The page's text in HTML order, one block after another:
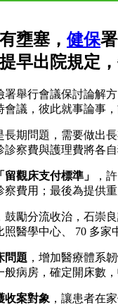
壅塞，健保
早出院規定
署舉行會議保討論解
議，彼此就事論事
期問題，需要做出長
察費與護理費將各
留觀床支付標準」
，
費用；最後為提供
鼓勵分流收治，石崇
醫學中心、 70 多家
問題 ，增加醫療體系
病房，確定開床數
收案對象 ，讓患者在